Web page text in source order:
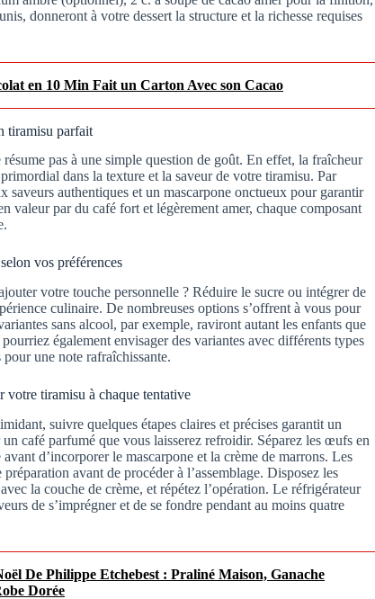
donneront à votre dessert la structure et la richesse requises
en 10 Min Fait un Carton Avec son Cacao
tiramisu parfait
pas à une simple question de goût. En effet, la fraîcheur
dans la texture et la saveur de votre tiramisu. Par
saveurs authentiques et un mascarpone onctueux pour garantir
valeur par du café fort et légèrement amer, chaque composant
vos préférences
votre touche personnelle ? Réduire le sucre ou intégrer de
culinaire. De nombreuses options s’offrent à vous pour
sans alcool, par exemple, raviront autant les enfants que
également envisager des variantes avec différents types
une note rafraîchissante.
votre tiramisu à chaque tentative
suivre quelques étapes claires et précises garantit un
café parfumé que vous laisserez refroidir. Séparez les œufs en
d’incorporer le mascarpone et la crème de marrons. Les
avant de procéder à l’assemblage. Disposez les
la couche de crème, et répétez l’opération. Le réfrigérateur
de s’imprégner et de se fondre pendant au moins quatre
De Philippe Etchebest : Praliné Maison, Ganache
Dorée